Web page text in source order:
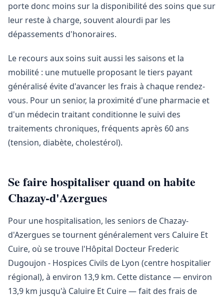
porte donc moins sur la disponibilité des soins que sur
leur reste à charge, souvent alourdi par les
dépassements d'honoraires.
Le recours aux soins suit aussi les saisons et la
mobilité : une mutuelle proposant le tiers payant
généralisé évite d'avancer les frais à chaque rendez-
vous. Pour un senior, la proximité d'une pharmacie et
d'un médecin traitant conditionne le suivi des
traitements chroniques, fréquents après 60 ans
(tension, diabète, cholestérol).
Se faire hospitaliser quand on habite
Chazay-d'Azergues
Pour une hospitalisation, les seniors de Chazay-
d'Azergues se tournent généralement vers Caluire Et
Cuire, où se trouve l'Hôpital Docteur Frederic
Dugoujon - Hospices Civils de Lyon (centre hospitalier
régional), à environ 13,9 km. Cette distance — environ
13,9 km jusqu'à Caluire Et Cuire — fait des frais de